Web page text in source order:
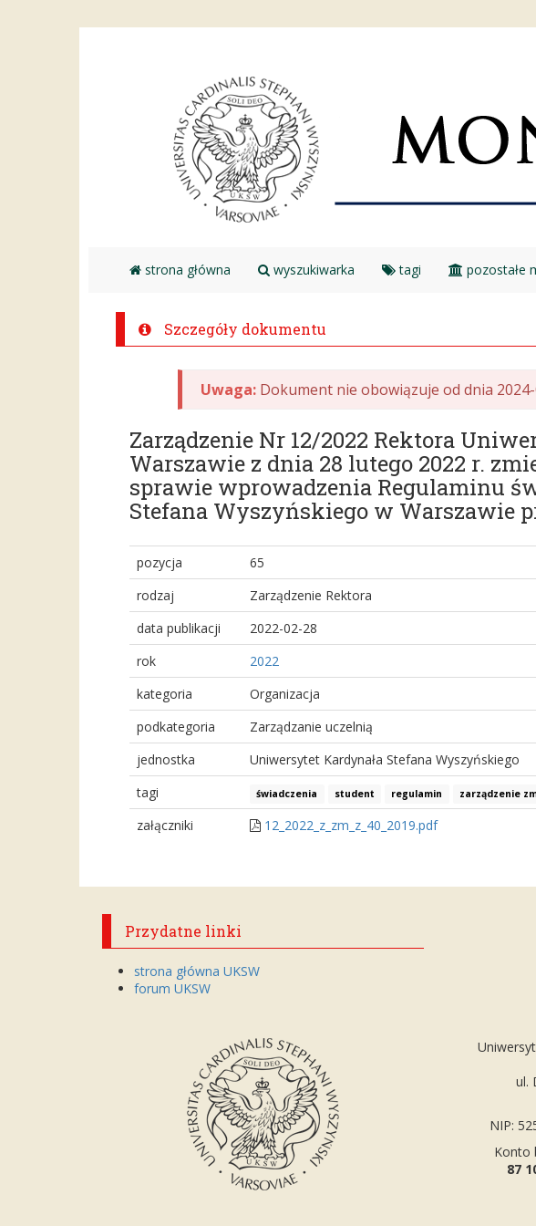
strona główna wyszukiwarka tagi pozostałe
Szczegóły dokumentu
Uwaga: Dokument nie obowiązuje od dnia
Zarządzenie Nr 12/2022 Rektora
Warszawie z dnia 28 lutego 2022 r.
sprawie wprowadzenia Regulaminu
Stefana Wyszyńskiego w Warszawie
pozycja
65
rodzaj
Zarządzenie Rektora
data publikacji
2022-02-28
rok
2022
kategoria
Organizacja
podkategoria
Zarządzanie uczelnią
jednostka
Uniwersytet Kardynała Stefana Wyszyńskiego
tagi
świadczenia student regulamin zarządzenie
załączniki 12_2022_z_zm_z_40_2019.pdf
Przydatne linki
strona główna UKSW
forum UKSW
ul.
NIP:
Konto
87